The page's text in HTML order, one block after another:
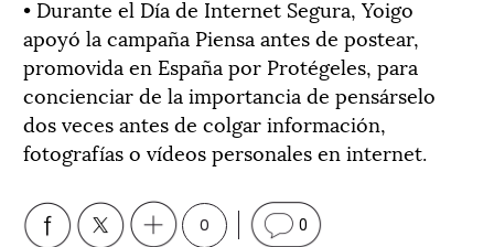
• Durante el Día de Internet Segura, Yoigo
apoyó la campaña Piensa antes de postear,
promovida en España por Protégeles, para
concienciar de la importancia de pensárselo
dos veces antes de colgar información,
fotografías o vídeos personales en internet.
0 0